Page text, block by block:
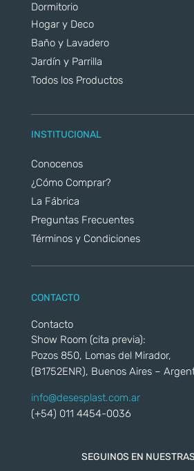
Dormitorio
Hogar y Deco
Baño y Lavadero
Jardín y Parrilla
Todos los Productos
INSTITUCIONAL
Conocenos
¿Cómo Comprar?
La Fábrica
Preguntas Frecuentes
Términos y Condiciones
CONTACTO
Contacto
Show Room (cita previa):
Pozos 850, Lomas del Mirador,
(B1752ENR), Buenos Aires –
info@desesplast.com.ar
(+54) 011 4454-0036
SEGUINOS EN